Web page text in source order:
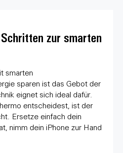
zur smarten
smarten
sparen ist das Gebot der
eignet sich ideal dafür.
entscheidest, ist der
Ersetze einfach dein
nimm dein iPhone zur Hand